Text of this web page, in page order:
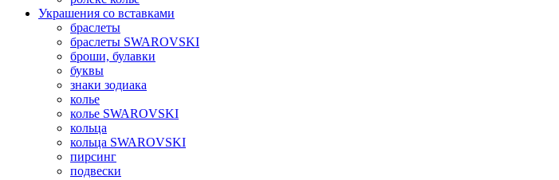
Украшения со вставками
браслеты
браслеты SWAROVSKI
броши, булавки
буквы
знаки зодиака
колье
колье SWAROVSKI
кольца
кольца SWAROVSKI
пирсинг
подвески